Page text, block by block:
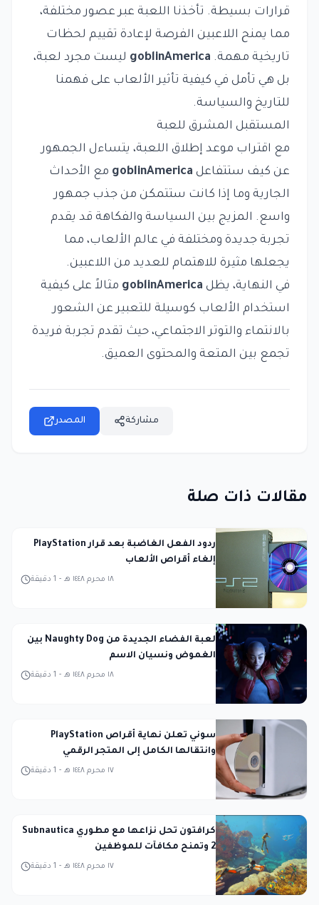
قرارات بسيطة. تأخذنا اللعبة عبر عصور مختلفة،
مما يمنح اللاعبين الفرصة لإعادة تقييم لحظات
تاريخية مهمة. goblinAmerica ليست مجرد لعبة،
بل هي تأمل في كيفية تأثير الألعاب على فهمنا
للتاريخ والسياسة.
المستقبل المشرق للعبة
مع اقتراب موعد إطلاق اللعبة، يتساءل الجمهور
عن كيف ستتفاعل goblinAmerica مع الأحداث
الجارية وما إذا كانت ستتمكن من جذب جمهور
واسع. المزيج بين السياسة والفكاهة قد يقدم
تجربة جديدة ومختلفة في عالم الألعاب، مما
يجعلها مثيرة للاهتمام للعديد من اللاعبين.
في النهاية، يظل goblinAmerica مثالاً على كيفية
استخدام الألعاب كوسيلة للتعبير عن الشعور
بالانتماء والتوتر الاجتماعي، حيث تقدم تجربة فريدة
تجمع بين المتعة والمحتوى العميق.
المصدر مشاركة
مقالات ذات صلة
ردود الفعل الغاضبة بعد قرار PlayStation
إلغاء أقراص الألعاب
1 دقيقة - ١٨ محرم ١٤٤٨ هـ
لعبة الفضاء الجديدة من Naughty Dog بين
الغموض ونسيان الاسم
1 دقيقة - ١٨ محرم ١٤٤٨ هـ
سوني تعلن نهاية أقراص PlayStation
وانتقالها الكامل إلى المتجر الرقمي
1 دقيقة - ١٧ محرم ١٤٤٨ هـ
كرافتون تحل نزاعها مع مطوري Subnautica
2 وتمنح مكافآت للموظفين
1 دقيقة - ١٧ محرم ١٤٤٨ هـ